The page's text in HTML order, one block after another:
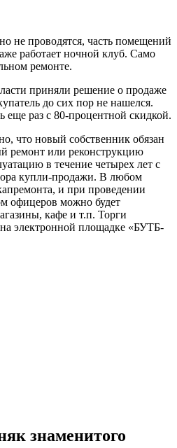
не проводятся, часть помещений
работает ночной клуб. Само
ремонте.
приняли решение о продаже
до сих пор не нашелся.
еще раз с 80-процентной скидкой.
что новый собственник обязан
ремонт или реконструкцию
в течение четырех лет с
купли-продажи. В любом
и при проведении
офицеров можно будет
кафе и т.п. Торги
на электронной площадке «БУТБ-
знаменитого